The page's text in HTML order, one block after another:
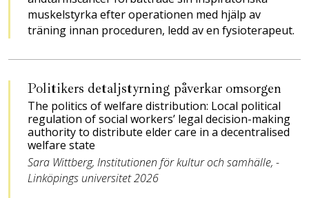
muskelstyrka efter operationen med hjälp av
träning innan proceduren, ledd av en fysioterapeut.
Politikers detaljstyrning påverkar omsorgen
The politics of welfare ­distribution: Local political
regulation of social workers’ ­legal decision-making
autho­rity to distribute elder care in a decentralised
welfare state
Sara Wittberg, Institutionen för kultur och samhälle, ­
Linköpings universitet 2026